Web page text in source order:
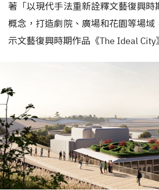
著「以現代手法重新詮釋文藝復興時
概念，打造劇院、廣場和花園等場域
示文藝復興時期作品《The Ideal City